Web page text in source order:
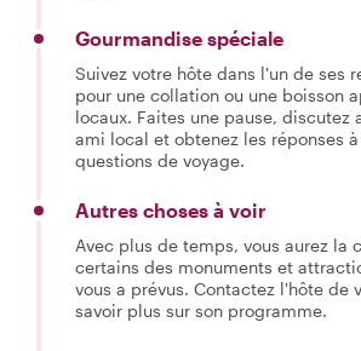
Gourmandise spéciale
Suivez votre hôte dans l'un de ses
pour une collation ou une boisson
locaux. Faites une pause, discutez
ami local et obtenez les réponses
questions de voyage.
Autres choses à voir
Avec plus de temps, vous aurez la
certains des monuments et
vous a prévus. Contactez l'hôte de
savoir plus sur son programme.